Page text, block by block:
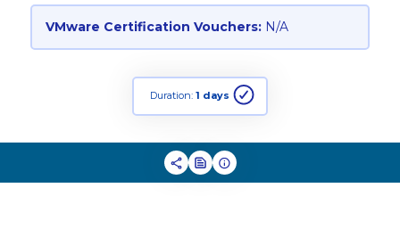
VMware Certification Vouchers: N/A
Duration: 1 days